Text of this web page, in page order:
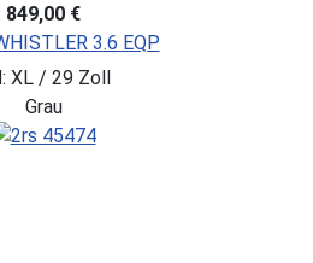
849,00 €
3.6 EQP
XL / 29 Zoll
Grau